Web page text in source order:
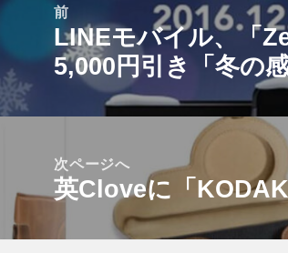
前
前
の
稿:
LINEモバイル、「
5,000円引き「冬の
次ページへ
次
投
英Cloveに「